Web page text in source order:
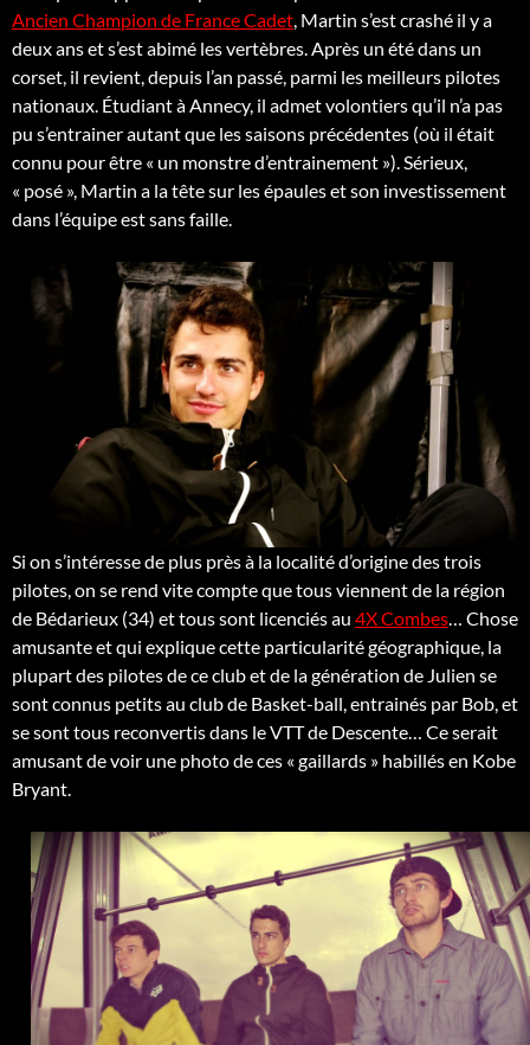
Ancien Champion de France Cadet, Martin s’est crashé il y a
deux ans et s’est abimé les vertèbres. Après un été dans un
corset, il revient, depuis l’an passé, parmi les meilleurs pilotes
nationaux. Étudiant à Annecy, il admet volontiers qu’il n’a pas
pu s’entrainer autant que les saisons précédentes (où il était
connu pour être « un monstre d’entrainement »). Sérieux,
« posé », Martin a la tête sur les épaules et son investissement
dans l’équipe est sans faille.
Si on s’intéresse de plus près à la localité d’origine des trois
pilotes, on se rend vite compte que tous viennent de la région
de Bédarieux (34) et tous sont licenciés au 4X Combes… Chose
amusante et qui explique cette particularité géographique, la
plupart des pilotes de ce club et de la génération de Julien se
sont connus petits au club de Basket-ball, entrainés par Bob, et
se sont tous reconvertis dans le VTT de Descente… Ce serait
amusant de voir une photo de ces « gaillards » habillés en Kobe
Bryant.